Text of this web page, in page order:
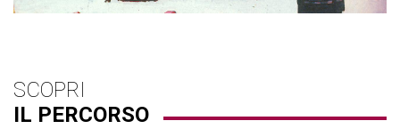
SCOPRI
IL PERCORSO